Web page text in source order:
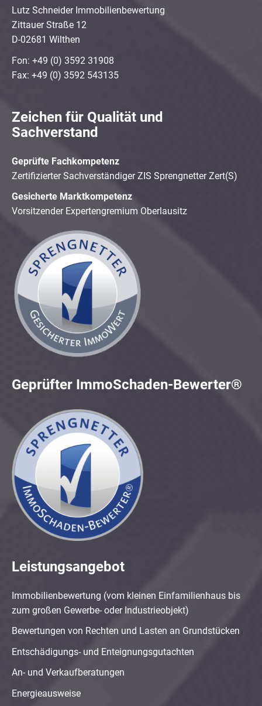
Lutz Schneider Immobilienbewertung
Zittauer Straße 12
D-02681 Wilthen
Fon: +49 (0) 3592 31908
Fax: +49 (0) 3592 543135
Zeichen für Qualität und
Sachverstand
Geprüfte Fachkompetenz
Zertifizierter Sachverständiger ZIS Sprengnetter Zert(S)
Gesicherte Marktkompetenz
Vorsitzender Expertengremium Oberlausitz
Geprüfter ImmoSchaden-Bewerter®
Leistungsangebot
Immobilienbewertung (vom kleinen Einfamilienhaus bis
zum großen Gewerbe- oder Industrieobjekt)
Bewertungen von Rechten und Lasten an Grundstücken
Entschädigungs- und Enteignungsgutachten
An- und Verkaufberatungen
Energieausweise